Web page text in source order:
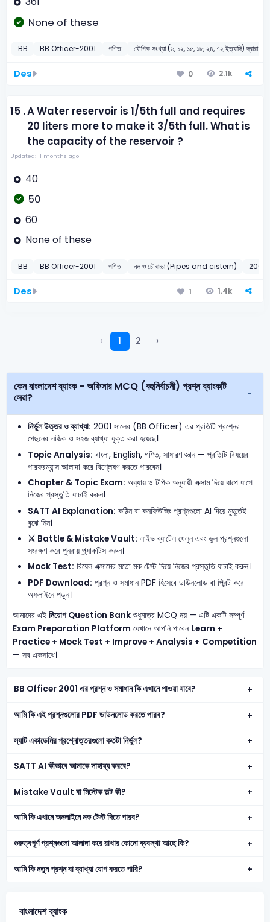
None of these
BB BB Officer-2001 গণিত যৌগিক সংখ্যা (৬, ১২, ১৫, ১৮, ২৪, ৭২ ইত্যাদি) দ্বারা
Des 0 2.1k
15 .A Water reservoir is 1/5th full and requires
20 liters more to make it 3/5th full. What is
the capacity of the reservoir ?
Updated: 11 months ago
40
50
60
None of these
BB BB Officer-2001 গণিত নল ও চৌবাচ্চা (Pipes and cistern) 2001
Des 1 1.4k
‹ 1 2 ›
কেন বাংলাদেশ ব্যাংক - অফিসার MCQ (বহুনির্বাচনী) প্রশ্ন ব্যাংকটি
সেরা?
নির্ভুল উত্তর ও ব্যাখ্যা: 2001 সালের (BB Officer) এর প্রতিটি প্রশ্নের
পেছনের লজিক ও সহজ ব্যাখ্যা যুক্ত করা হয়েছে।
Topic Analysis: বাংলা, English, গণিত, সাধারণ জ্ঞান — প্রতিটি বিষয়ের
পারফরম্যান্স আলাদা করে বিশ্লেষণ করতে পারবেন।
Chapter & Topic Exam: অধ্যায় ও টপিক অনুযায়ী এক্সাম দিয়ে ধাপে ধাপে
নিজের প্রস্তুতি যাচাই করুন।
SATT AI Explanation: কঠিন বা কনফিউজিং প্রশ্নগুলো AI দিয়ে মুহূর্তেই
বুঝে নিন।
⚔️ Battle & Mistake Vault: লাইভ ব্যাটেল খেলুন এবং ভুল প্রশ্নগুলো
সংরক্ষণ করে পুনরায় প্র্যাকটিস করুন।
Mock Test: রিয়েল এক্সামের মতো মক টেস্ট দিয়ে নিজের প্রস্তুতি যাচাই করুন।
PDF Download: প্রশ্ন ও সমাধান PDF হিসেবে ডাউনলোড বা প্রিন্ট করে
অফলাইনে পড়ুন।
আমাদের এই নিয়োগ Question Bankশুধুমাত্র MCQ নয় — এটি একটি সম্পূর্ণ
Exam Preparation Platform যেখানে আপনি পাবেন Learn +
Practice + Mock Test + Improve + Analysis + Competition
— সব একসাথে।
BB Officer 2001 এর প্রশ্ন ও সমাধান কি এখানে পাওয়া যাবে?
আমি কি এই প্রশ্নগুলোর PDF ডাউনলোড করতে পারব?
স্যাট একাডেমির প্রশ্নোত্তরগুলো কতটা নির্ভুল?
SATT AI কীভাবে আমাকে সাহায্য করবে?
Mistake Vault বা মিস্টেক ভল্ট কী?
আমি কি এখানে অনলাইনে মক টেস্ট দিতে পারব?
গুরুত্বপূর্ণ প্রশ্নগুলো আলাদা করে রাখার কোনো ব্যবস্থা আছে কি?
আমি কি নতুন প্রশ্ন বা ব্যাখ্যা যোগ করতে পারি?
বাংলাদেশ ব্যাংক